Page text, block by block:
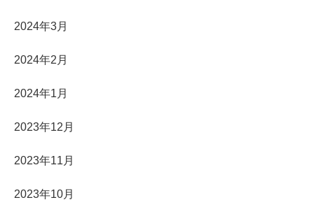
2024年3月
2024年2月
2024年1月
2023年12月
2023年11月
2023年10月